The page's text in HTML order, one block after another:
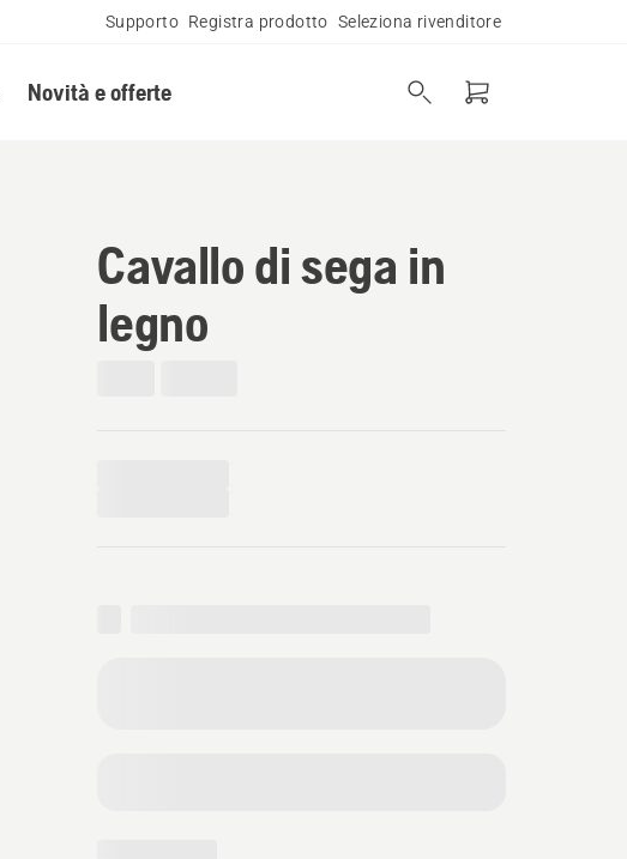
Supporto Registra prodotto Seleziona rivenditore
Novità e offerte
Cavallo di sega in
legno